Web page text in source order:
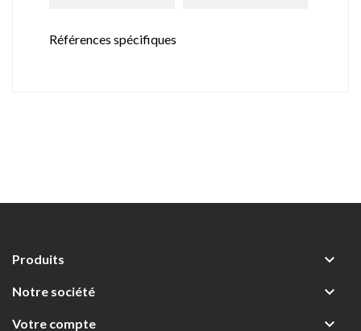
Références spécifiques
Produits 
Notre société 
Votre compte 